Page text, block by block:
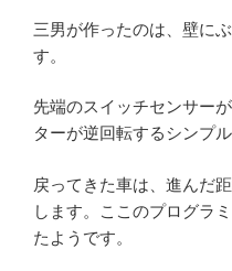
三男が作ったのは、壁に
す。
先端のスイッチセンサー
ターが逆回転するシンプ
戻ってきた車は、進んだ
します。ここのプログラ
たようです。